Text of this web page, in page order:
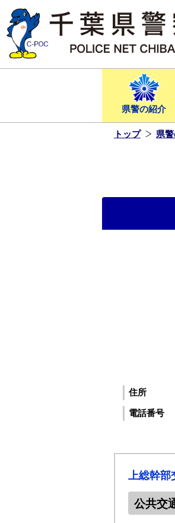
ス
キ
ま
県警の紹介
トップ 県
住所
電話番号
上総幹
公共交